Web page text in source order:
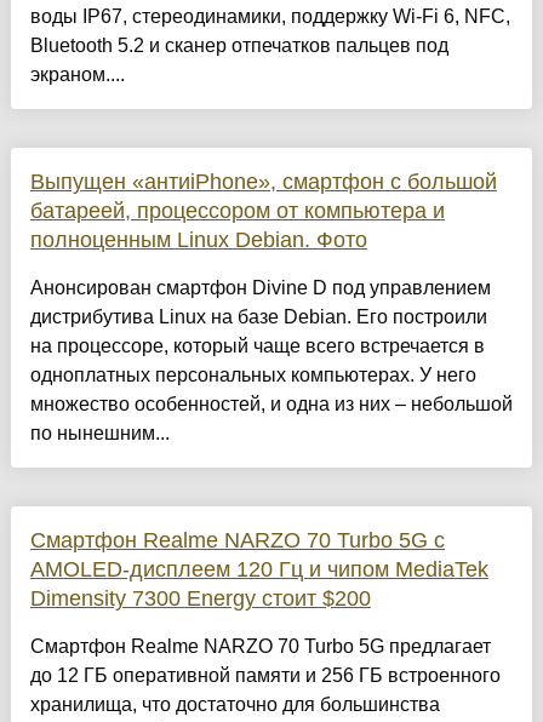
воды IP67, стереодинамики, поддержку Wi-Fi 6, NFC,
Bluetooth 5.2 и сканер отпечатков пальцев под
экраном....
Выпущен «антиiPhone», смартфон с большой
батареей, процессором от компьютера и
полноценным Linux Debian. Фото
Анонсирован смартфон Divine D под управлением
дистрибутива Linux на базе Debian. Его построили
на процессоре, который чаще всего встречается в
одноплатных персональных компьютерах. У него
множество особенностей, и одна из них – небольшой
по нынешним...
Смартфон Realme NARZO 70 Turbo 5G с
AMOLED-дисплеем 120 Гц и чипом MediaTek
Dimensity 7300 Energy стоит $200
Смартфон Realme NARZO 70 Turbo 5G предлагает
до 12 ГБ оперативной памяти и 256 ГБ встроенного
хранилища, что достаточно для большинства